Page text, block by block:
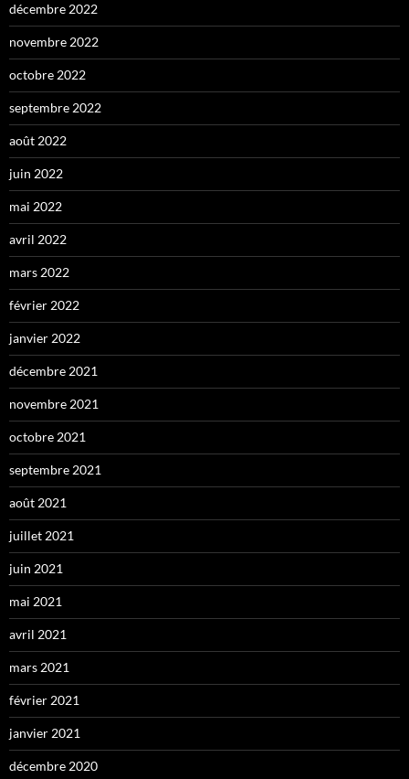
décembre 2022
novembre 2022
octobre 2022
septembre 2022
août 2022
juin 2022
mai 2022
avril 2022
mars 2022
février 2022
janvier 2022
décembre 2021
novembre 2021
octobre 2021
septembre 2021
août 2021
juillet 2021
juin 2021
mai 2021
avril 2021
mars 2021
février 2021
janvier 2021
décembre 2020